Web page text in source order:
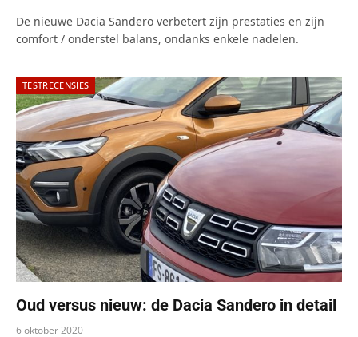
8.0
De nieuwe Dacia Sandero verbetert zijn prestaties en zijn
comfort / onderstel balans, ondanks enkele nadelen.
TESTRECENSIES
Oud versus nieuw: de Dacia Sandero in detail
6 oktober 2020